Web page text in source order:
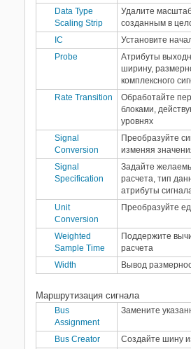
Data Type
Scaling Strip
Удалите
созданным в
IC
Установите
Probe
Атрибуты
ширину,
комплексного
Rate Transition
Обработайте
блоками,
уровнях
Signal
Conversion
Преобразуйте
изменяя
Signal
Specification
Задайте
расчета, тип
атрибуты
Unit
Conversion
Преобразуйте
Weighted
Sample Time
Поддержите
расчета
Width
Вывод
Маршрутизация сигнала
Bus
Assignment
Замените
Bus Creator
Создайте шину